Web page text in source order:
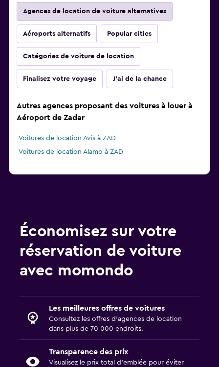
Agences de location de voiture alternatives
Aéroports alternatifs Popular cities
Catégories de voiture de location
Finalisez votre voyage J'ai de la chance
Autres agences proposant des voitures à louer à
Aéroport de Zadar
Voitures de location Avis à ZAD
Voitures de location Alamo à ZAD
Économisez sur votre
réservation de voiture
avec momondo
Les meilleures offres de voitures
Consultez les offres d’agences de location
dans plus de 70 000 endroits.
Transparence des prix
Visualisez le prix total d’emblée pour éviter